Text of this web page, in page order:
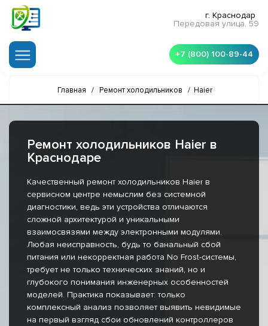
г. Краснодар
Передовая улица, 59
+7 (800) 100-89-44
Главная / Ремонт холодильников / Haier
Ремонт холодильников Haier в
Краснодаре
Качественный ремонт холодильников Haier в
сервисном центре немыслим без системной
диагностики, ведь эти устройства отличаются
сложной архитектурой и уникальными
взаимосвязями между электронными модулями.
Любая неисправность, будь то банальный сбой
питания или некорректная работа No Frost-системы,
требует не только технических знаний, но и
глубокого понимания инженерных особенностей
моделей. Практика показывает: только
комплексный анализ позволяет выявить невидимые
на первый взгляд сбои обновлений контроллеров